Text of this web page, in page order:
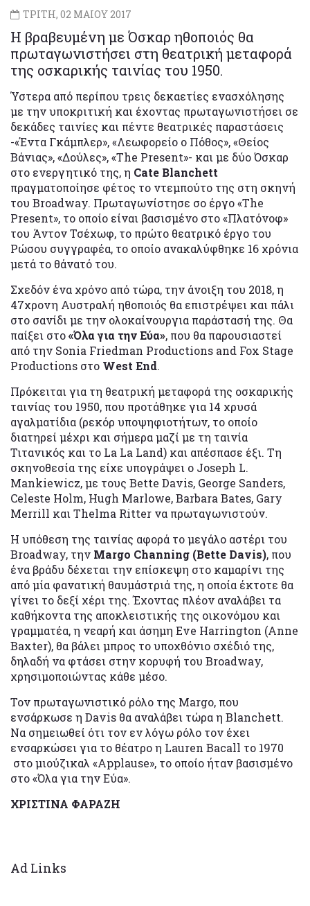
ΤΡΙΤΗ, 02 ΜΑΙΟΥ 2017
Η βραβευμένη με Όσκαρ ηθοποιός θα
πρωταγωνιστήσει στη θεατρική μεταφορά
της οσκαρικής ταινίας του 1950.
Ύστερα από περίπου τρεις δεκαετίες ενασχόλησης
με την υποκριτική και έχοντας πρωταγωνιστήσει σε
δεκάδες ταινίες και πέντε θεατρικές παραστάσεις
-«Έντα Γκάμπλερ», «Λεωφορείο ο Πόθος», «Θείος
Βάνιας», «Δούλες», «Τhe Present»- και με δύο Όσκαρ
στο ενεργητικό της, η Cate Blanchett
πραγματοποίησε φέτος το ντεμπούτο της στη σκηνή
του Broadway. Πρωταγωνίστησε σο έργο «Τhe
Present», το οποίο είναι βασισμένο στο «Πλατόνοφ»
του Άντον Τσέχωφ, το πρώτο θεατρικό έργο του
Ρώσου συγγραφέα, το οποίο ανακαλύφθηκε 16 χρόνια
μετά το θάνατό του.
Σχεδόν ένα χρόνο από τώρα, την άνοιξη του 2018, η
47χρονη Αυστραλή ηθοποιός θα επιστρέψει και πάλι
στο σανίδι με την ολοκαίνουργια παράστασή της. Θα
παίξει στο«Όλα για την Εύα», που θα παρουσιαστεί
από την Sonia Friedman Productions and Fox Stage
Productions στο West End.
Πρόκειται για τη θεατρική μεταφορά της οσκαρικής
ταινίας του 1950, που προτάθηκε για 14 χρυσά
αγαλματίδια (ρεκόρ υποψηφιοτήτων, το οποίο
διατηρεί μέχρι και σήμερα μαζί με τη ταινία
Τιτανικός και το La La Land) και απέσπασε έξι. Τη
σκηνοθεσία της είχε υπογράψει ο Joseph L.
Mankiewicz, με τους Bette Davis, George Sanders,
Celeste Holm, Hugh Marlowe, Barbara Bates, Gary
Merrill και Thelma Ritter να πρωταγωνιστούν.
Η υπόθεση της ταινίας αφορά το μεγάλο αστέρι του
Broadway, την Margo Channing (Bette Davis), που
ένα βράδυ δέχεται την επίσκεψη στο καμαρίνι της
από μία φανατική θαυμάστριά της, η οποία έκτοτε θα
γίνει το δεξί χέρι της. Έχοντας πλέον αναλάβει τα
καθήκοντα της αποκλειστικής της οικονόμου και
γραμματέα, η νεαρή και άσημη Eve Harrington (Anne
Baxter), θα βάλει μπρος το υποχθόνιο σχέδιό της,
δηλαδή να φτάσει στην κορυφή του Broadway,
χρησιμοποιώντας κάθε μέσο.
Τον πρωταγωνιστικό ρόλο της Margo, που
ενσάρκωσε η Davis θα αναλάβει τώρα η Blanchett.
Να σημειωθεί ότι τον εν λόγω ρόλο τον έχει
ενσαρκώσει για το θέατρο η Lauren Bacall το 1970
στο μιούζικαλ «Applause», το οποίο ήταν βασισμένο
στο «Όλα για την Εύα».
ΧΡΙΣΤΙΝΑ ΦΑΡΑΖΗ
Ad Links